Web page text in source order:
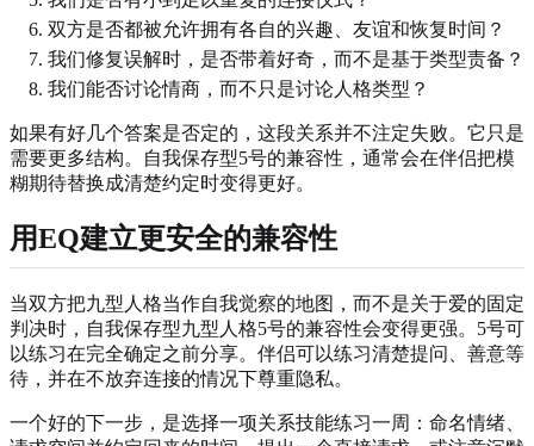
双方是否都被允许拥有各自的兴趣、友谊和恢复时间？
我们修复误解时，是否带着好奇，而不是基于类型责备？
我们能否讨论情商，而不只是讨论人格类型？
如果有好几个答案是否定的，这段关系并不注定失败。它只是
需要更多结构。自我保存型5号的兼容性，通常会在伴侣把模
糊期待替换成清楚约定时变得更好。
用EQ建立更安全的兼容性
当双方把九型人格当作自我觉察的地图，而不是关于爱的固定
判决时，自我保存型九型人格5号的兼容性会变得更强。5号可
以练习在完全确定之前分享。伴侣可以练习清楚提问、善意等
待，并在不放弃连接的情况下尊重隐私。
一个好的下一步，是选择一项关系技能练习一周：命名情绪、